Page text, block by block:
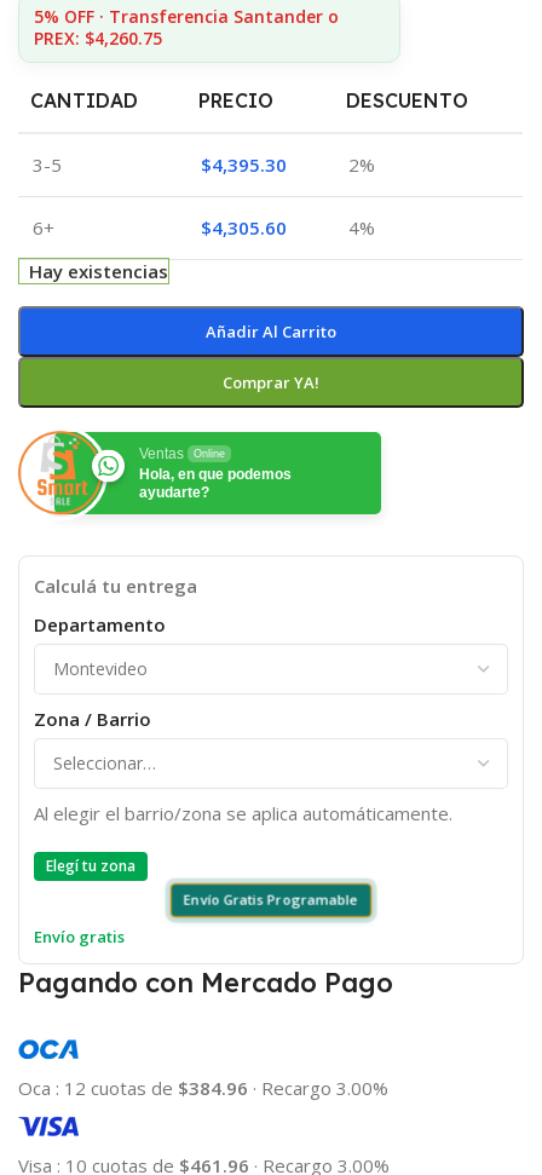
5% OFF · Transferencia Santander o
PREX: $4,260.75
CANTIDAD PRECIO DESCUENTO
3-5 $4,395.30 2%
6+ $4,305.60
4%
Hay existencias
Añadir Al Carrito
Comprar YA!
Ventas Online
Hola, en que podemos
ayudarte?
Calculá tu entrega
Departamento
Zona / Barrio
Al elegir el barrio/zona se aplica automáticamente.
Elegí tu zona
Envío Gratis Programable
Envío gratis
Pagando con Mercado Pago
Oca : 12 cuotas de $384.96 · Recargo 3.00%
Visa : 10 cuotas de $461.96 · Recargo 3.00%